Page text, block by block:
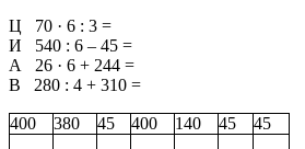
Ц 70 · 6 : 3 =
И 540 : 6 – 45 =
А 26 · 6 + 244 =
В 280 : 4 + 310 =
400 380 45 400 140 45 45